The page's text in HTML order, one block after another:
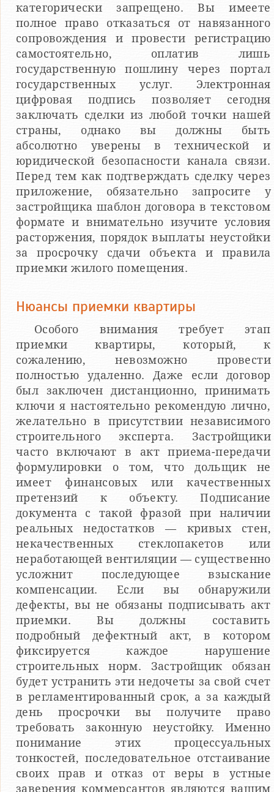
категорически запрещено. Вы имеете
полное право отказаться от навязанного
сопровождения и провести регистрацию
самостоятельно, оплатив лишь
государственную пошлину через портал
государственных услуг. Электронная
цифровая подпись позволяет сегодня
заключать сделки из любой точки нашей
страны, однако вы должны быть
абсолютно уверены в технической и
юридической безопасности канала связи.
Перед тем как подтверждать сделку через
приложение, обязательно запросите у
застройщика шаблон договора в текстовом
формате и внимательно изучите условия
расторжения, порядок выплаты неустойки
за просрочку сдачи объекта и правила
приемки жилого помещения.
Нюансы приемки квартиры
Особого внимания требует этап
приемки квартиры, который, к
сожалению, невозможно провести
полностью удаленно. Даже если договор
был заключен дистанционно, принимать
ключи я настоятельно рекомендую лично,
желательно в присутствии независимого
строительного эксперта. Застройщики
часто включают в акт приема-передачи
формулировки о том, что дольщик не
имеет финансовых или качественных
претензий к объекту. Подписание
документа с такой фразой при наличии
реальных недостатков — кривых стен,
некачественных стеклопакетов или
неработающей вентиляции — существенно
усложнит последующее взыскание
компенсации. Если вы обнаружили
дефекты, вы не обязаны подписывать акт
приемки. Вы должны составить
подробный дефектный акт, в котором
фиксируется каждое нарушение
строительных норм. Застройщик обязан
будет устранить эти недочеты за свой счет
в регламентированный срок, а за каждый
день просрочки вы получите право
требовать законную неустойку. Именно
понимание этих процессуальных
тонкостей, последовательное отстаивание
своих прав и отказ от веры в устные
заверения коммерсантов являются вашим